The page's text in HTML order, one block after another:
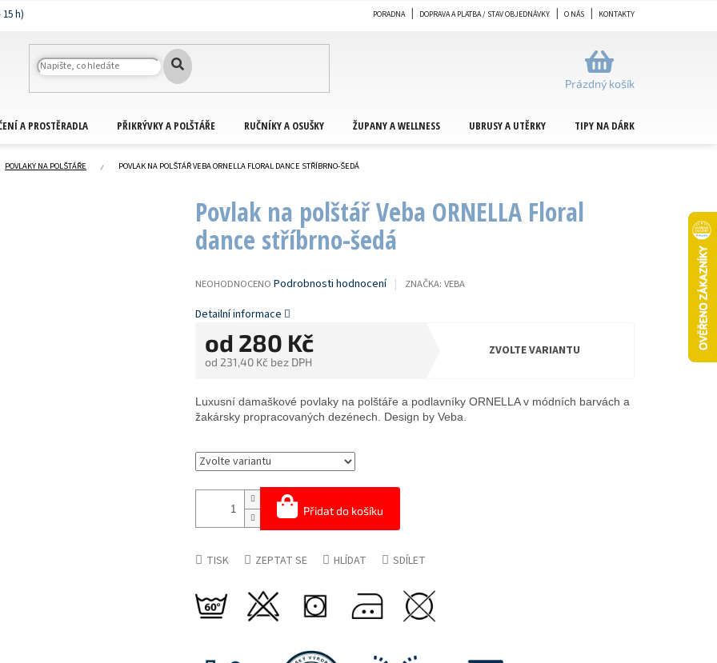
PORADNA DOPRAVA A PLATBA / STAV OBJEDNÁVKY O NÁS KONTAKTY
NÁKUPNÍ
KOŠÍK
Prázdný košík
A PROSTĚRADLA PŘIKRÝVKY A POLŠTÁŘE RUČNÍKY A OSUŠKY ŽUPANY A WELLNESS UBRUSY A UTĚRKY TIPY NA DÁRKY
POVLAKY NA POLŠTÁŘE POVLAK NA POLŠTÁŘ VEBA ORNELLA FLORAL DANCE STŘÍBRNO-ŠEDÁ
Povlak na polštář Veba ORNELLA Floral
dance stříbrno-šedá
PRŮMĚRNÉ
PRODUKTU
NEOHODNOCENO Podrobnosti hodnocení ZNAČKA: VEBA
od 280 Kč
od 231,40 Kč bez DPH
ZVOLTE VARIANTU
Přidat do košíku
Luxusní damaškové povlaky na polštáře a podlavníky ORNELLA v módních barvách a
žakársky propracovaných dezénech. Design by Veba.
Detailní informace
TISK ZEPTAT SE HLÍDAT SDÍLET